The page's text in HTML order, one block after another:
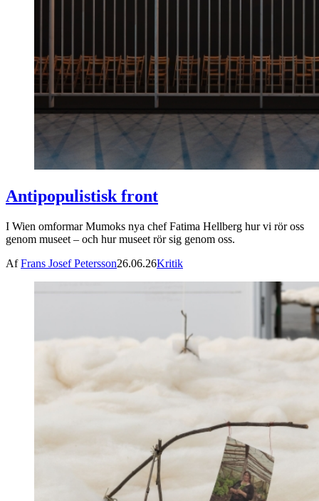
Antipopulistisk front
I Wien omformar Mumoks nya chef Fatima Hellberg hur vi rör oss
genom museet – och hur museet rör sig genom oss.
AfFrans Josef Petersson26.06.26Kritik